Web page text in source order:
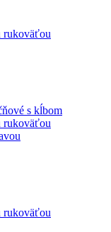
rukoväťou
s kĺbom
rukoväťou
rukoväťou